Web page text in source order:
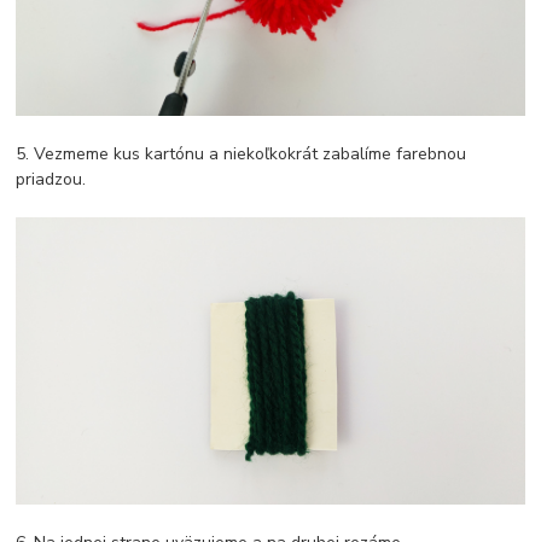
5. Vezmeme kus kartónu a niekoľkokrát zabalíme farebnou
priadzou.